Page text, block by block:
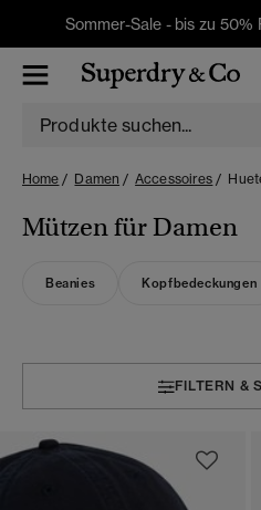
Sommer-Sale - bis zu 50%
Home Damen Accessoires
Mützen für Damen
Beanies Kopfbedeckungen
FILTERN &